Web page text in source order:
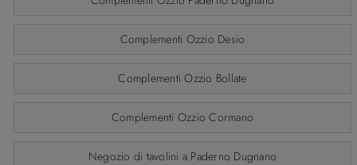
Complementi Ozzio Desio
Complementi Ozzio Bollate
Complementi Ozzio Cormano
Negozio di tavolini a Paderno Dugnano